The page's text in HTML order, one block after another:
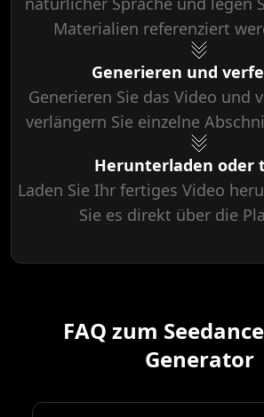
Materialien referenziert
Generieren und
Generieren Sie das Video und
verlängern Sie einzelne
Herunterladen oder
Laden Sie Ihr fertiges Video
Sie es direkt über die
FAQ zum
Generator